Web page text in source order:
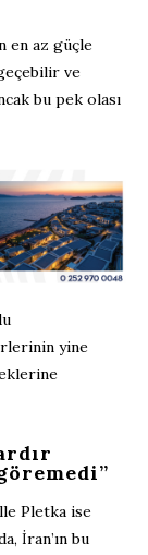
en az güçle
ve
bu pek olası
yine
Pletka ise
İran’ın bu